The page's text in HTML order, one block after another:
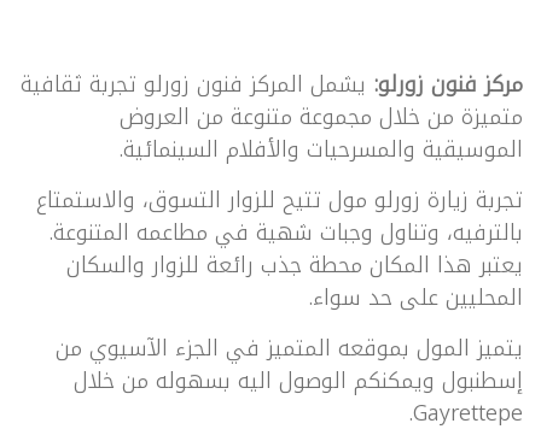
مركز فنون زورلو: يشمل المركز فنون زورلو تجربة ثقافية
متميزة من خلال مجموعة متنوعة من العروض
الموسيقية والمسرحيات والأفلام السينمائية.
تجربة زيارة زورلو مول تتيح للزوار التسوق، والاستمتاع
بالترفيه، وتناول وجبات شهية في مطاعمه المتنوعة.
يعتبر هذا المكان محطة جذب رائعة للزوار والسكان
المحليين على حد سواء.
يتميز المول بموقعه المتميز في الجزء الآسيوي من
إسطنبول ويمكنكم الوصول اليه بسهوله من خلال
Gayrettepe.